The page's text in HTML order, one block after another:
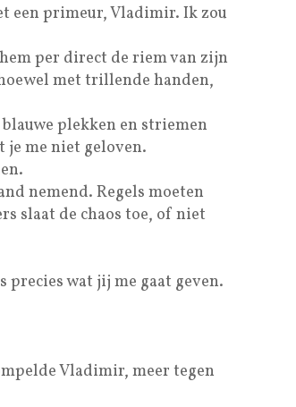
een primeur, Vladimir. Ik zou
per direct de riem van zijn
met trillende handen,
plekken en striemen
je me niet geloven.
nemend. Regels moeten
slaat de chaos toe, of niet
wat jij me gaat geven.
Vladimir, meer tegen